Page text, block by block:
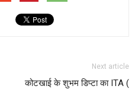
Next article
कोटखाई के शुभम डिप्टा का ITA (